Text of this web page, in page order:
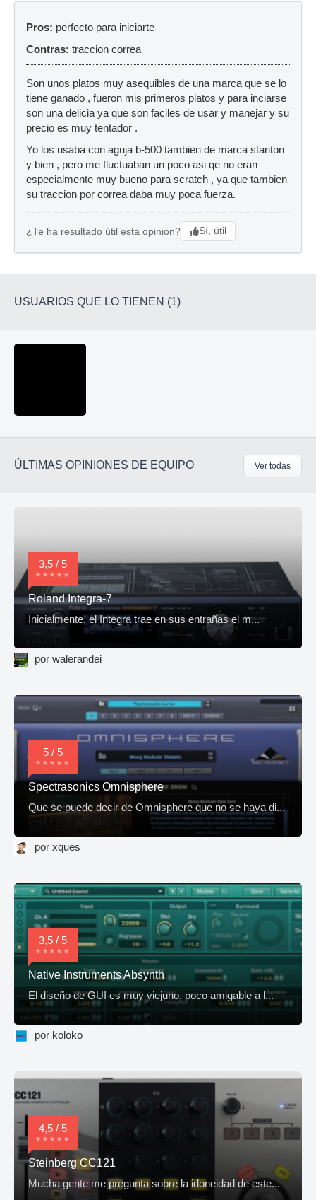
Pros: perfecto para iniciarte
Contras: traccion correa
Son unos platos muy asequibles de una marca que se lo
tiene ganado , fueron mis primeros platos y para inciarse
son una delicia ya que son faciles de usar y manejar y su
precio es muy tentador .
Yo los usaba con aguja b-500 tambien de marca stanton
y bien , pero me fluctuaban un poco asi qe no eran
especialmente muy bueno para scratch , ya que tambien
su traccion por correa daba muy poca fuerza.
¿Te ha resultado útil esta opinión? Sí, útil
USUARIOS QUE LO TIENEN (1)
ÚLTIMAS OPINIONES DE EQUIPO Ver todas
3,5 / 5
Roland Integra-7
Inicialmente, el Integra trae en sus entrañas el m...
por walerandei
5 / 5
Spectrasonics Omnisphere
Que se puede decir de Omnisphere que no se haya di...
por xques
3,5 / 5
Native Instruments Absynth
El diseño de GUI es muy viejuno, poco amigable a l...
por koloko
4,5 / 5
Steinberg CC121
Mucha gente me pregunta sobre la idoneidad de este...